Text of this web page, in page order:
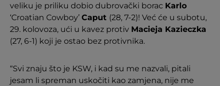
veliku je priliku dobio dubrovački borac Karlo
‘Croatian Cowboy’ Caput (28, 7-2)! Već će u subotu,
29. kolovoza, ući u kavez protiv Macieja Kazieczka
(27, 6-1) koji je ostao bez protivnika.
“Svi znaju što je KSW, i kad su me nazvali, pitali
jesam li spreman uskočiti kao zamjena, nije me